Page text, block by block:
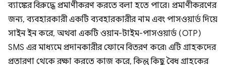
ব্যাঙ্কের বিরুদ্ধে প্রমাণীকরণ করতে বলা হতে পারে। প্রমাণীকরণের
জন্য, ব্যবহারকারী একটি ব্যবহারকারীর নাম এবং পাসওয়ার্ড দিয়ে
সাইন ইন করে, অথবা একটি ওয়ান-টাইম-পাসওয়ার্ড (OTP)
SMS এর মাধ্যমে প্রদানকারীর ফোনে বিতরণ করে৷ এটি গ্রাহকদের
প্রতারণা থেকে রক্ষা করতে কাজ করে, কিন্তু কিছু বৈধ গ্রাহকের